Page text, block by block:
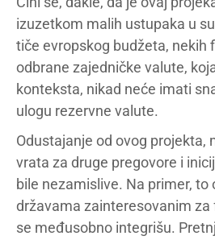
izuzetkom malih ustupaka u
tiče evropskog budžeta, nekih
odbrane zajedničke valute,
konteksta, nikad neće imati
ulogu rezervne valute.
Odustajanje od ovog projekta,
vrata za druge pregovore i
bile nezamislive. Na primer, to
državama zainteresovanim za
se međusobno integrišu.